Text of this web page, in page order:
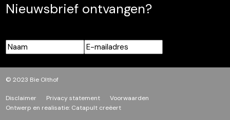
Nieuwsbrief ontvangen?
Naam
E-
mailadres
© 2023 Bie Olthof
Disclaimer Privacy statement
Voorwaarden
Ontwerp en realisatie: Catapult creëert